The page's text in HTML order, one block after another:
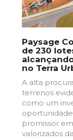
Paysage
de 230
no Terra
A alta
terrenos
como um
promissor
valorizados